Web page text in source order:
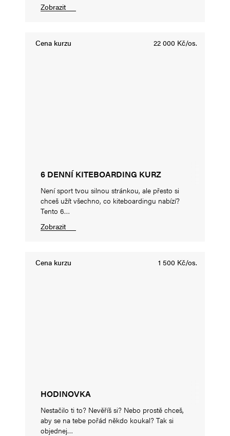
Zobrazit
Cena kurzu 22 000 Kč/os.
6 DENNÍ KITEBOARDING KURZ
Není sport tvou silnou stránkou, ale přesto si
chceš užít všechno, co kiteboardingu nabízí?
Tento 6…
Zobrazit
Cena kurzu 1 500 Kč/os.
HODINOVKA
Nestačilo ti to? Nevěříš si? Nebo prostě chceš,
aby se na tebe pořád někdo koukal? Tak si
objednej…